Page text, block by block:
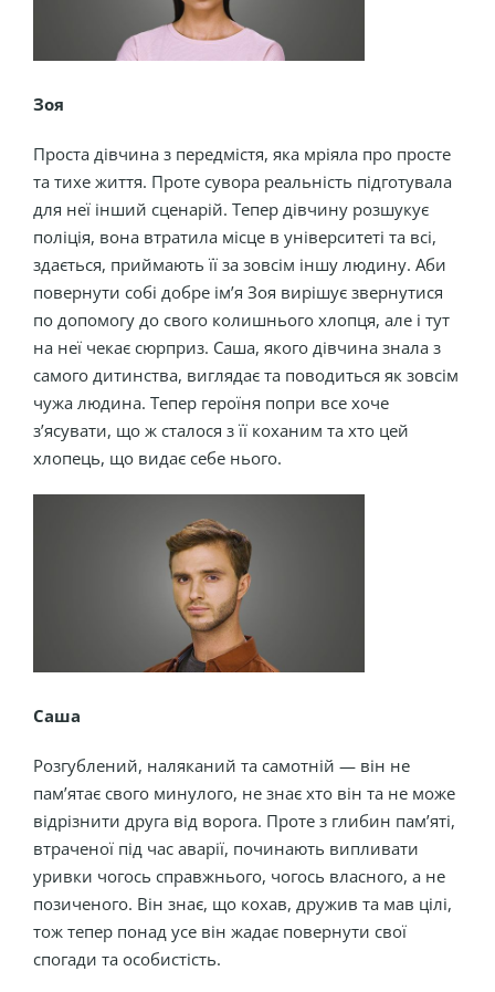
Зоя
Проста дівчина з передмістя, яка мріяла про просте
та тихе життя. Проте сувора реальність підготувала
для неї інший сценарій. Тепер дівчину розшукує
поліція, вона втратила місце в університеті та всі,
здається, приймають її за зовсім іншу людину. Аби
повернути собі добре ім’я Зоя вирішує звернутися
по допомогу до свого колишнього хлопця, але і тут
на неї чекає сюрприз. Саша, якого дівчина знала з
самого дитинства, виглядає та поводиться як зовсім
чужа людина. Тепер героїня попри все хоче
з’ясувати, що ж сталося з її коханим та хто цей
хлопець, що видає себе нього.
Саша
Розгублений, наляканий та самотній — він не
пам’ятає свого минулого, не знає хто він та не може
відрізнити друга від ворога. Проте з глибин пам’яті,
втраченої під час аварії, починають випливати
уривки чогось справжнього, чогось власного, а не
позиченого. Він знає, що кохав, дружив та мав цілі,
тож тепер понад усе він жадає повернути свої
спогади та особистість.